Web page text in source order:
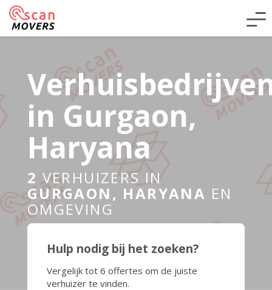
in Gurgaon,
Haryana
2 VERHUIZERS IN
GURGAON, HARYANA EN
OMGEVING
Hulp nodig bij het zoeken?
Vergelijk tot 6 offertes om de juiste
verhuizer te vinden.